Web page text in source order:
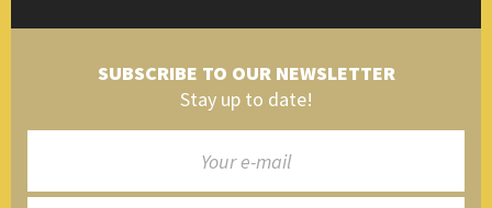
SUBSCRIBE TO OUR NEWSLETTER
Stay up to date!